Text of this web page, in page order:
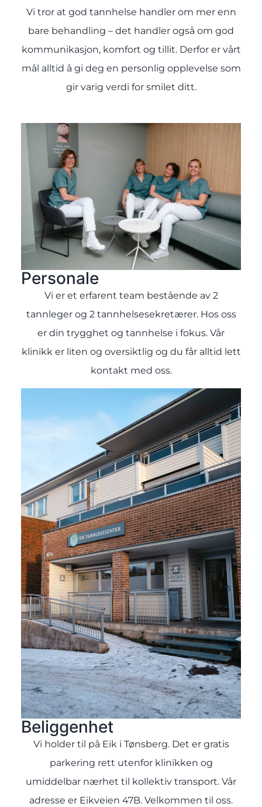
Vi tror at god tannhelse handler om mer enn
bare behandling – det handler også om god
kommunikasjon, komfort og tillit. Derfor er vårt
mål alltid å gi deg en personlig opplevelse som
gir varig verdi for smilet ditt.
Personale
Vi er et erfarent team bestående av 2
tannleger og 2 tannhelsesekretærer. Hos oss
er din trygghet og tannhelse i fokus. Vår
klinikk er liten og oversiktlig og du får alltid lett
kontakt med oss.
Beliggenhet
Vi holder til på Eik i Tønsberg. Det er gratis
parkering rett utenfor klinikken og
umiddelbar nærhet til kollektiv transport. Vår
adresse er Eikveien 47B. Velkommen til oss.